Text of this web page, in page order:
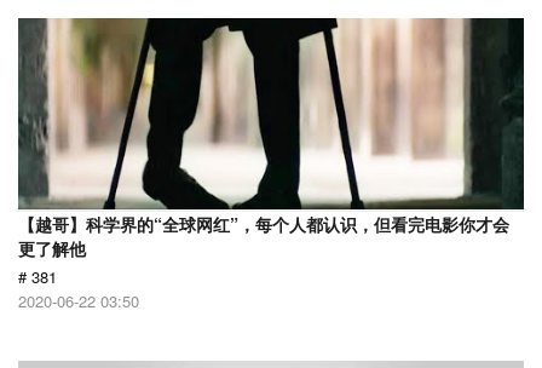
【越哥】科学界的“全球网红”，每个人都认识，但看完电影你才会
更了解他
# 381
2020-06-22 03:50